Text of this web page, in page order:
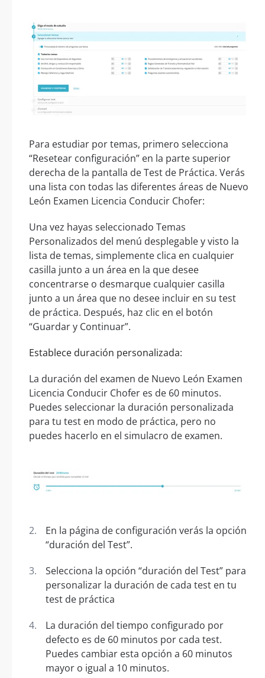
Para estudiar por temas, primero selecciona
“Resetear configuración” en la parte superior
derecha de la pantalla de Test de Práctica. Verás
una lista con todas las diferentes áreas de Nuevo
León Examen Licencia Conducir Chofer:
Una vez hayas seleccionado Temas
Personalizados del menú desplegable y visto la
lista de temas, simplemente clica en cualquier
casilla junto a un área en la que desee
concentrarse o desmarque cualquier casilla
junto a un área que no desee incluir en su test
de práctica. Después, haz clic en el botón
“Guardar y Continuar”.
Establece duración personalizada:
La duración del examen de Nuevo León Examen
Licencia Conducir Chofer es de 60 minutos.
Puedes seleccionar la duración personalizada
para tu test en modo de práctica, pero no
puedes hacerlo en el simulacro de examen.
En la página de configuración verás la opción
“duración del Test”.
Selecciona la opción “duración del Test” para
personalizar la duración de cada test en tu
test de práctica
La duración del tiempo configurado por
defecto es de 60 minutos por cada test.
Puedes cambiar esta opción a 60 minutos
mayor o igual a 10 minutos.